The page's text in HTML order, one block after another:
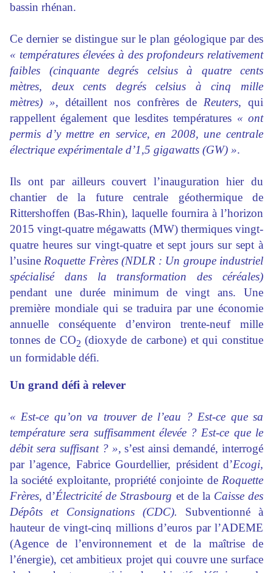
bassin rhénan.
Ce dernier se distingue sur le plan géologique par des
« températures élevées à des profondeurs relativement
faibles (cinquante degrés celsius à quatre cents
mètres, deux cents degrés celsius à cinq mille
mètres) », détaillent nos confrères de Reuters, qui
rappellent également que lesdites températures « ont
permis d’y mettre en service, en 2008, une centrale
électrique expérimentale d’1,5 gigawatts (GW) ».
Ils ont par ailleurs couvert l’inauguration hier du
chantier de la future centrale géothermique de
Rittershoffen (Bas-Rhin), laquelle fournira à l’horizon
2015 vingt-quatre mégawatts (MW) thermiques vingt-
quatre heures sur vingt-quatre et sept jours sur sept à
l’usine Roquette Frères (NDLR : Un groupe industriel
spécialisé dans la transformation des céréales)
pendant une durée minimum de vingt ans. Une
première mondiale qui se traduira par une économie
annuelle conséquente d’environ trente-neuf mille
tonnes de CO2 (dioxyde de carbone) et qui constitue
un formidable défi.
Un grand défi à relever
« Est-ce qu’on va trouver de l’eau ? Est-ce que sa
température sera suffisamment élevée ? Est-ce que le
débit sera suffisant ? », s’est ainsi demandé, interrogé
par l’agence, Fabrice Gourdellier, président d’Ecogi,
la société exploitante, propriété conjointe de Roquette
Frères, d’Électricité de Strasbourg et de la Caisse des
Dépôts et Consignations (CDC). Subventionné à
hauteur de vingt-cinq millions d’euros par l’ADEME
(Agence de l’environnement et de la maîtrise de
l’énergie), cet ambitieux projet qui couvre une surface